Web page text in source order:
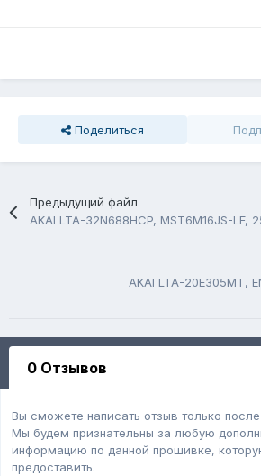
Поделиться
Предыдущий файл
AKAI LTA-20E305MT,
0 Отзывов
Вы сможете написать отзыв только
Мы будем признательны за любую
информацию по данной прошивке,
предоставить.